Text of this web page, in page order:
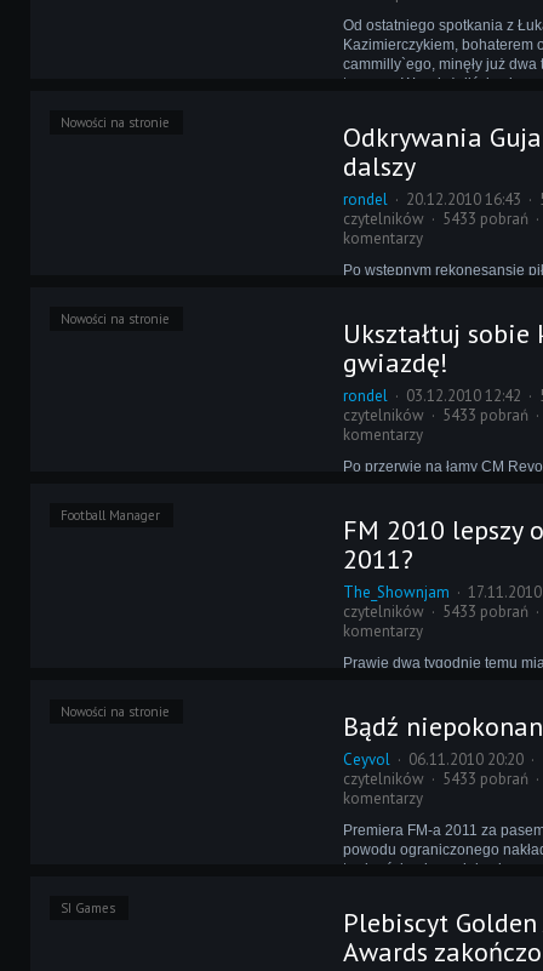
Od ostatniego spotkania z
Kazimierczykiem, bohaterem
cammilly`ego, minęły już
ten czas Wy zdążyliście się
Nowości na stronie
Odkrywania
dalszy
rondel 20.12.2010 16:43
czytelników
5433 pobrań
komentarzy
Po wstępnym rekonesansie
przygód Łukasza
egzotycznym kraju. Co
Przekonajcie się sami!
Nowości na stronie
Ukształtuj sobie
gwiazdę!
rondel 03.12.2010 12:42
czytelników
5433 pobrań
komentarzy
Po przerwie na łamy CM
co zrobić, by przenieść do
styl gry prezentowany przez
brazylijskiego zawodnika –
Football Manager
FM 2010 lepszy
2011?
The_Shownjam
czytelników
5433 pobrań
komentarzy
Prawie dwa tygodnie temu
Football Manager 2011.
zastanawiali się, co
wersja. Pora na ocenę
wersji.
Nowości na stronie Bądź
Ceyvol 06.11.2010 20:20
czytelników
5433 pobrań
komentarzy
Premiera FM-a 2011 za
powodu ograniczonego
trudnościami ze zdobyciem
postanowił opisać jeden z
użytkowników.
SI Games
Plebiscyt
Awards